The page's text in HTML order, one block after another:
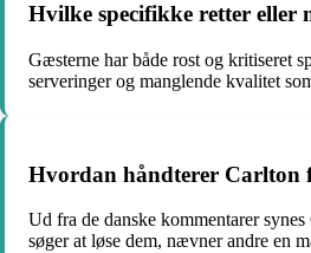
Hvilke specifikke retter eller
Gæsterne har både rost og kritiseret
serveringer og manglende kvalitet
Hvordan håndterer Carlton
Ud fra de danske kommentarer
søger at løse dem, nævner andre en